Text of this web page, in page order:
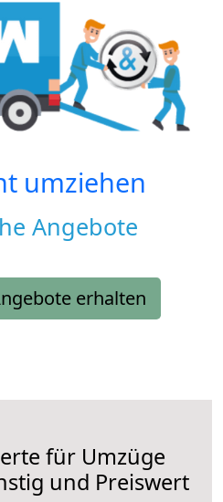
umziehen
Angebote
erhalten
für Umzüge
und Preiswert